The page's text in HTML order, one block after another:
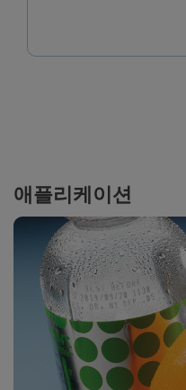
애플리케이션